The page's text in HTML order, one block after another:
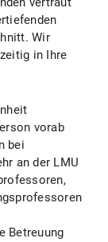
Wir
in Ihre
vorab
bei
an der LMU
Betreuung